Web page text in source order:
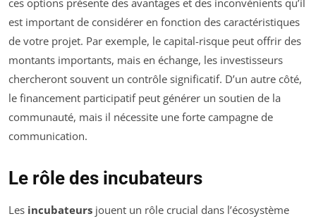
ces options présente des avantages et des inconvénients qu’il
est important de considérer en fonction des caractéristiques
de votre projet. Par exemple, le capital-risque peut offrir des
montants importants, mais en échange, les investisseurs
chercheront souvent un contrôle significatif. D’un autre côté,
le financement participatif peut générer un soutien de la
communauté, mais il nécessite une forte campagne de
communication.
Le rôle des incubateurs
Les incubateurs jouent un rôle crucial dans l’écosystème